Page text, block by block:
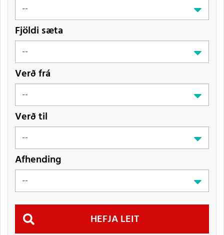
Fjöldi sæta
Verð frá
Verð til
Afhending